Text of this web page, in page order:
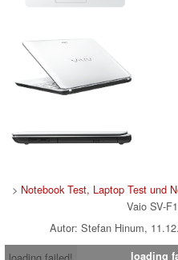
> Notebook Test, Laptop Test und
Vaio SV-
Autor: Stefan Hinum,
loading